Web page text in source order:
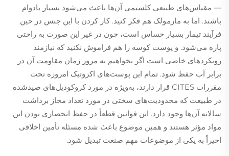
— مقیاس‌های طبیعی کلسیمی آن‌ها باعث می‌شود بسیار بادوام
باشند. اما به مارمولک هم فکر کنید. کار کردن با این جنس در حین
فرآیند تیمار بسیار حساس است، چون در غیر این صورت به راحتی
پاره می‌شود. و پوست کوسه را هم فراموش نکنید که نیازمند
رویکردهای خاصی است اگر بخواهیم به مرور زمان مقاومت آن در
برابر آب حفظ شود. تمام این پوست‌های اکزوتیک امروزه تحت
مقررات CITES قرار دارند، به‌ویژه در مورد کروکودیل‌های صیدشده
در طبیعت که محدودیت‌های سختی در مورد تعداد مجاز برداشت
سالانه آن‌ها وجود دارد. این قوانین قطعاً در حفظ انحصاری بودن این
مواد مؤثر هستند و همین موضوع باعث شده مسئله تأمین اخلاقی
اخیراً به یکی از موضوعات مهم صنعت تبدیل شود.